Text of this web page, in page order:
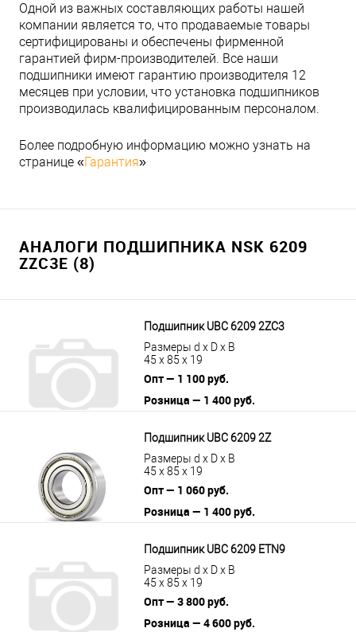
Одной из важных составляющих работы нашей
компании является то, что продаваемые товары
сертифицированы и обеспечены фирменной
гарантией фирм-производителей. Все наши
подшипники имеют гарантию производителя 12
месяцев при условии, что установка подшипников
производилась квалифицированным персоналом.
Более подробную информацию можно узнать на
странице «Гарантия»
АНАЛОГИ ПОДШИПНИКА NSK 6209
ZZC3E (8)
Подшипник UBC 6209 2ZC3
Размеры d x D x B
45 x 85 x 19
Опт — 1 100 руб.
Розница — 1 400 руб.
Подшипник UBC 6209 2Z
Размеры d x D x B
45 x 85 x 19
Опт — 1 060 руб.
Розница — 1 400 руб.
Подшипник UBC 6209 ETN9
Размеры d x D x B
45 x 85 x 19
Опт — 3 800 руб.
Розница — 4 600 руб.